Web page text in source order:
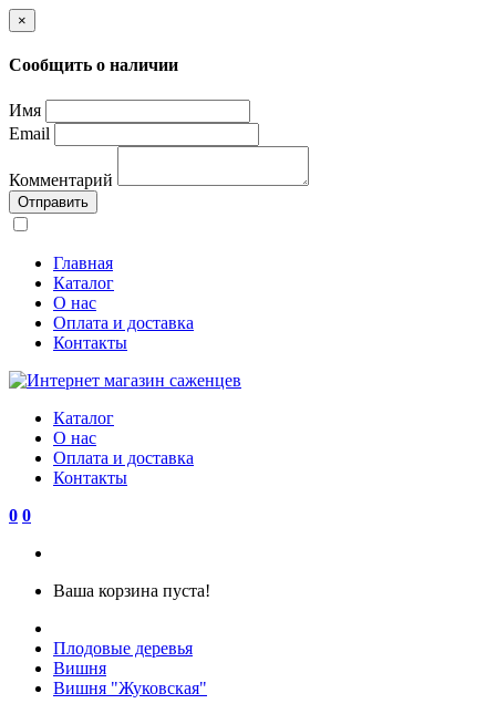
×
Сообщить о наличии
Имя
Email
Комментарий
Отправить
Главная
Каталог
О нас
Оплата и доставка
Контакты
Каталог
О нас
Оплата и доставка
Контакты
0 0
Ваша корзина пуста!
Плодовые деревья
Вишня
Вишня "Жуковская"